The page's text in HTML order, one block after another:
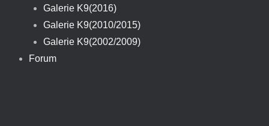
Galerie K9(2016)
Galerie K9(2010/2015)
Galerie K9(2002/2009)
Forum